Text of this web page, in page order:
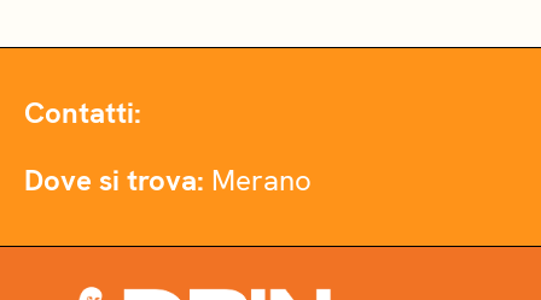
Contatti:
Dove si trova: Merano